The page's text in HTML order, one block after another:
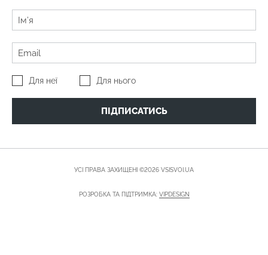
Для неї Для нього
ПІДПИСАТИСЬ
УСІ ПРАВА ЗАХИЩЕНІ ©2026 VSISVOI.UA
РОЗРОБКА ТА ПІДТРИМКА: VIPDESIGN